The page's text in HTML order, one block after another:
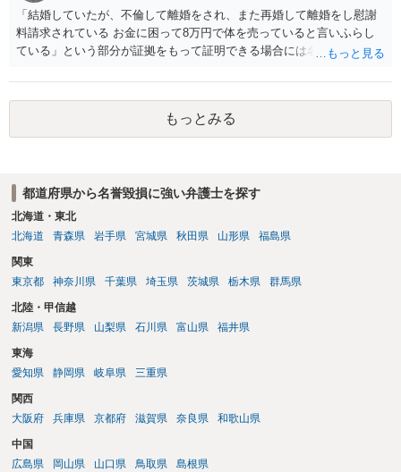
「結婚していたが、不倫して離婚をされ、また再婚して離婚をし慰謝
料請求されている お金に困って8万円で体を売っていると言いふらし
ている」という部分が証拠をもって証明できる場合には名誉権侵害や
ょう。 既に弁護士にご依頼されているとのことですので，依頼中の弁
護士と打ち合わせの末どのように対応するかを決められると良いでし
もっとみる
都道府県から名誉毀損に強い弁護士を探す
北海道・東北
北海道
青森県 岩手県 宮城県 秋田県 山形県 福島県
関東
東京都
神奈川県 千葉県 埼玉県 茨城県 栃木県 群馬県
北陸・甲信越
新潟県
長野県 山梨県 石川県 富山県 福井県
東海
愛知県
静岡県 岐阜県 三重県
関西
大阪府
兵庫県 京都府 滋賀県 奈良県 和歌山県
中国
広島県
岡山県 山口県 鳥取県 島根県